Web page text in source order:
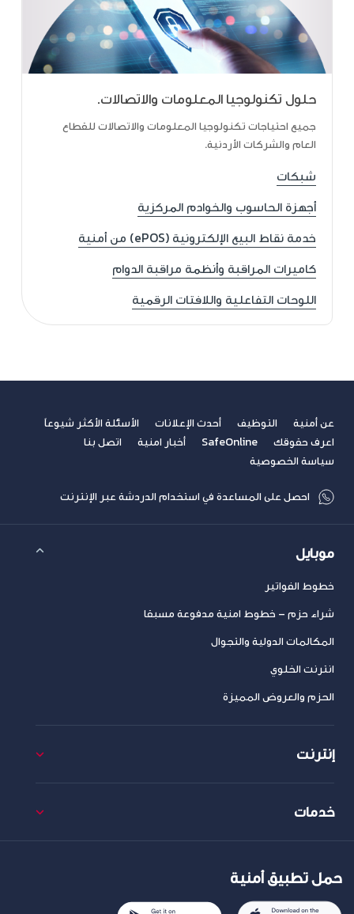
حلول تكنولوجيا المعلومات والاتصالات.
جميع احتياجات تكنولوجيا المعلومات والاتصالات للقطاع
العام والشركات الأردنية.
شبكات
أجهزة الحاسوب والخوادم المركزية
خدمة نقاط البيع الإلكترونية (ePOS) من أمنية
كاميرات المراقبة وأنظمة مراقبة الدوام
اللوحات التفاعلية واللافتات الرقمية
عن أمنية التوظيف أحدث الإعلانات
الأسئلة الأكثر شيوعاً
اعرف حقوقك
SafeOnline أخبار امنية
اتصل بنا
سياسة الخصوصية
احصل على المساعدة في استخدام الدردشة عبر الإنترنت
موبايل
خطوط الفواتير
شراء حزم – خطوط امنية مدفوعة مسبقا
المكالمات الدولية والتجوال
انترنت الخلوي
الحزم والعروض المميزة
إنترنت
خدمات
حمل تطبيق أمنية